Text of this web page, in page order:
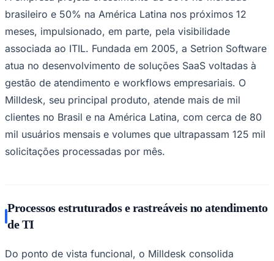
práticas clássicas de ITSM em uma única plataforma. A
gestão de incidentes é estruturada para reduzir impacto
operacional por meio de triagem automatizada e
categorização inteligente, enquanto a gestão de níveis
de serviço incorpora monitoramento contínuo de
indicadores como tempo de resposta, resolução e
reincidência.
Já a gestão de problemas introduz uma camada mais
analítica, com workflows visuais que permitem rastrear
falhas, evitando que o service desk opere apenas como
um ponto de resolução pontual, sem aprendizado